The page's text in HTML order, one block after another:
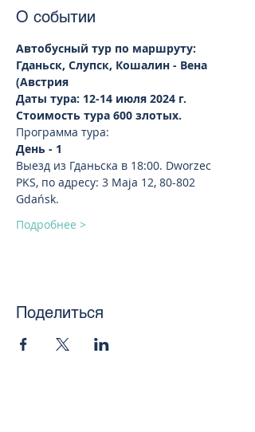
О событии
Автобусный тур по маршруту:
Гданьск, Слупск, Кошалин - Вена
(Австрия
Даты тура: 12-14 июля 2024 г.
Стоимость тура 600 злотых.
Программа тура:
День - 1
Выезд из Гданьска в 18:00. Dworzec
PKS, по адресу: 3 Maja 12, 80-802
Gdańsk.
Подробнее >
Поделиться